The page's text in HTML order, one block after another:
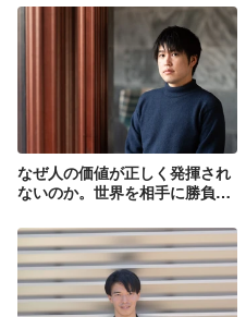
なぜ人の価値が正しく発揮され
ないのか。世界を相手に勝負し